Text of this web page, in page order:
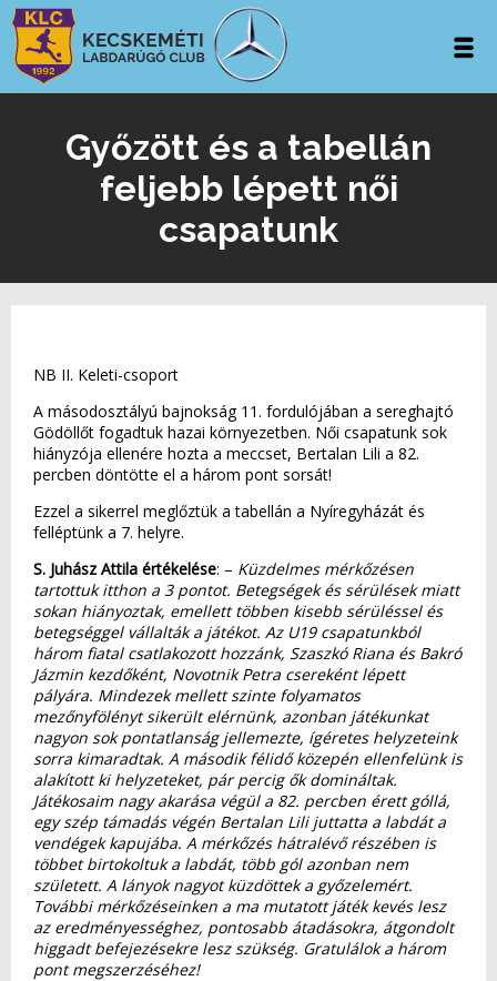
Győzött és a tabellán
feljebb lépett női
csapatunk
NB II. Keleti-csoport
A másodosztályú bajnokság 11. fordulójában a sereghajtó
Gödöllőt fogadtuk hazai környezetben. Női csapatunk sok
hiányzója ellenére hozta a meccset, Bertalan Lili a 82.
percben döntötte el a három pont sorsát!
Ezzel a sikerrel meglőztük a tabellán a Nyíregyházát és
felléptünk a 7. helyre.
S. Juhász Attila értékelése: – Küzdelmes mérkőzésen
tartottuk itthon a 3 pontot. Betegségek és sérülések miatt
sokan hiányoztak, emellett többen kisebb sérüléssel és
betegséggel vállalták a játékot. Az U19 csapatunkból
három fiatal csatlakozott hozzánk, Szaszkó Riana és Bakró
Jázmin kezdőként, Novotnik Petra csereként lépett
pályára. Mindezek mellett szinte folyamatos
mezőnyfölényt sikerült elérnünk, azonban játékunkat
nagyon sok pontatlanság jellemezte, ígéretes helyzeteink
sorra kimaradtak. A második félidő közepén ellenfelünk is
alakított ki helyzeteket, pár percig ők domináltak.
Játékosaim nagy akarása végül a 82. percben érett góllá,
egy szép támadás végén Bertalan Lili juttatta a labdát a
vendégek kapujába. A mérkőzés hátralévő részében is
többet birtokoltuk a labdát, több gól azonban nem
született. A lányok nagyot küzdöttek a győzelemért.
További mérkőzéseinken a ma mutatott játék kevés lesz
az eredményességhez, pontosabb átadásokra, átgondolt
higgadt befejezésekre lesz szükség. Gratulálok a három
pont megszerzéséhez!